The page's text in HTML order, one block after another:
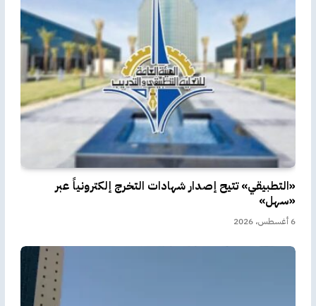
«التطبيقي» تتيح إصدار شهادات التخرج إلكترونياً عبر
«سهل»
6 أغسطس، 2026